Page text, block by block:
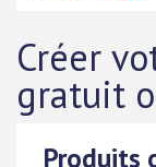
Créer
gratuit
Produits